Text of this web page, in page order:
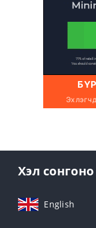
Хэл сонгоно
English